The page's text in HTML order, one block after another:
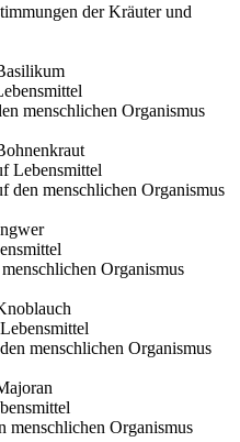
der Kräuter und
menschlichen Organismus
Lebensmittel
den menschlichen Organismus
Organismus
menschlichen Organismus
menschlichen Organismus